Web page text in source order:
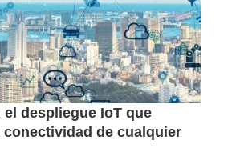
despliegue IoT que
de cualquier